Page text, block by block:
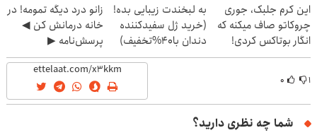
این کرم جلبک، جوری
چروکاتو صاف میکنه که
انگار بوتاکس کردی!
(تخفیف ویژه)
به لبخندت زیبایی بده!
(خرید ژل سفیدکننده
دندان با40%تخفیف)
زانو درد دیگه تمومه! در
خانه درمانش کن ◀
پرسش‌نامه ▶
۱ ۰
شما چه نظری دارید؟